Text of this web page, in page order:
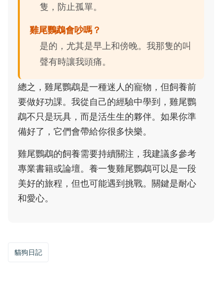
隻，防止孤單。
雞尾鸚鵡會吵嗎？
是的，尤其是早上和傍晚。我那隻的叫
聲有時讓我頭痛。
總之，雞尾鸚鵡是一種迷人的寵物，但飼養前
要做好功課。我從自己的經驗中學到，雞尾鸚
鵡不只是玩具，而是活生生的夥伴。如果你準
備好了，它們會帶給你很多快樂。
雞尾鸚鵡的飼養需要持續關注，我建議多參考
專業書籍或論壇。養一隻雞尾鸚鵡可以是一段
美好的旅程，但也可能遇到挑戰。關鍵是耐心
和愛心。
貓狗日記